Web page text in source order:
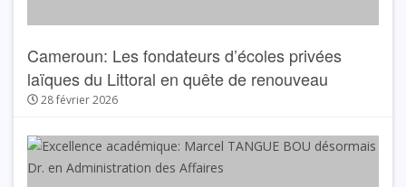
Cameroun: Les fondateurs d’écoles privées
laïques du Littoral en quête de renouveau
28 février 2026